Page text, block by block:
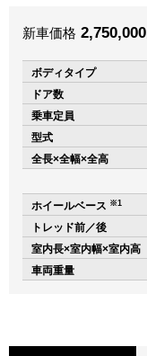
新車価格 2,750,000
ボディタイプ
ドア数
乗車定員
型式
全長×全幅×全高
ホイールベース ※1
トレッド前／後
室内長×室内幅×室内高
車両重量